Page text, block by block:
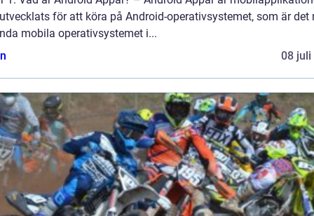
för att köra på Android-operativsystemet, som är det
mobila operativsystemet i...
08 juli